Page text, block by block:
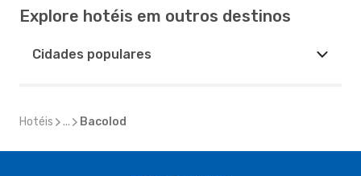
Explore hotéis em outros destinos
Cidades populares
Hotéis ... Bacolod